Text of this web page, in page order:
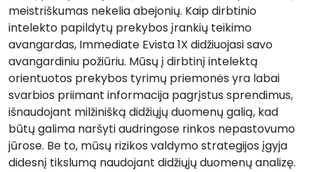
meistriškumas nekelia abejonių. Kaip dirbtinio
intelekto papildytų prekybos įrankių teikimo
avangardas, Immediate Evista 1X didžiuojasi savo
avangardiniu požiūriu. Mūsų į dirbtinį intelektą
orientuotos prekybos tyrimų priemonės yra labai
svarbios priimant informacija pagrįstus sprendimus,
išnaudojant milžinišką didžiųjų duomenų galią, kad
būtų galima naršyti audringose rinkos nepastovumo
jūrose. Be to, mūsų rizikos valdymo strategijos įgyja
didesnį tikslumą naudojant didžiųjų duomenų analizę.